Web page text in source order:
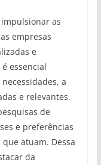
as
empresas
e
essencial
a
e relevantes.
de
e preferências
atuam. Dessa
da